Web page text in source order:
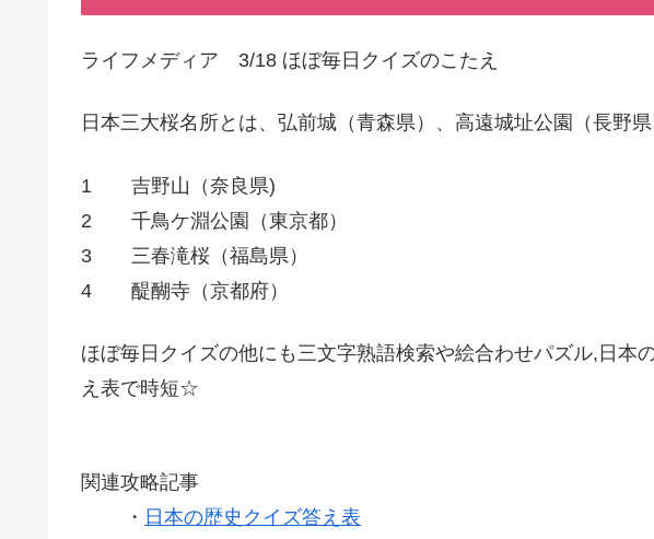
ライフメディア 3/18 ほぼ毎日クイズのこたえ
日本三大桜名所とは、弘前城（青森県）、高遠城址公園（長野
1 吉野山（奈良県)
2 千鳥ケ淵公園（東京都）
3 三春滝桜（福島県）
4 醍醐寺（京都府）
ほぼ毎日クイズの他にも三文字熟語検索や絵合わせパズル,日本
え表で時短☆
関連攻略記事
・ 日本の歴史クイズ答え表